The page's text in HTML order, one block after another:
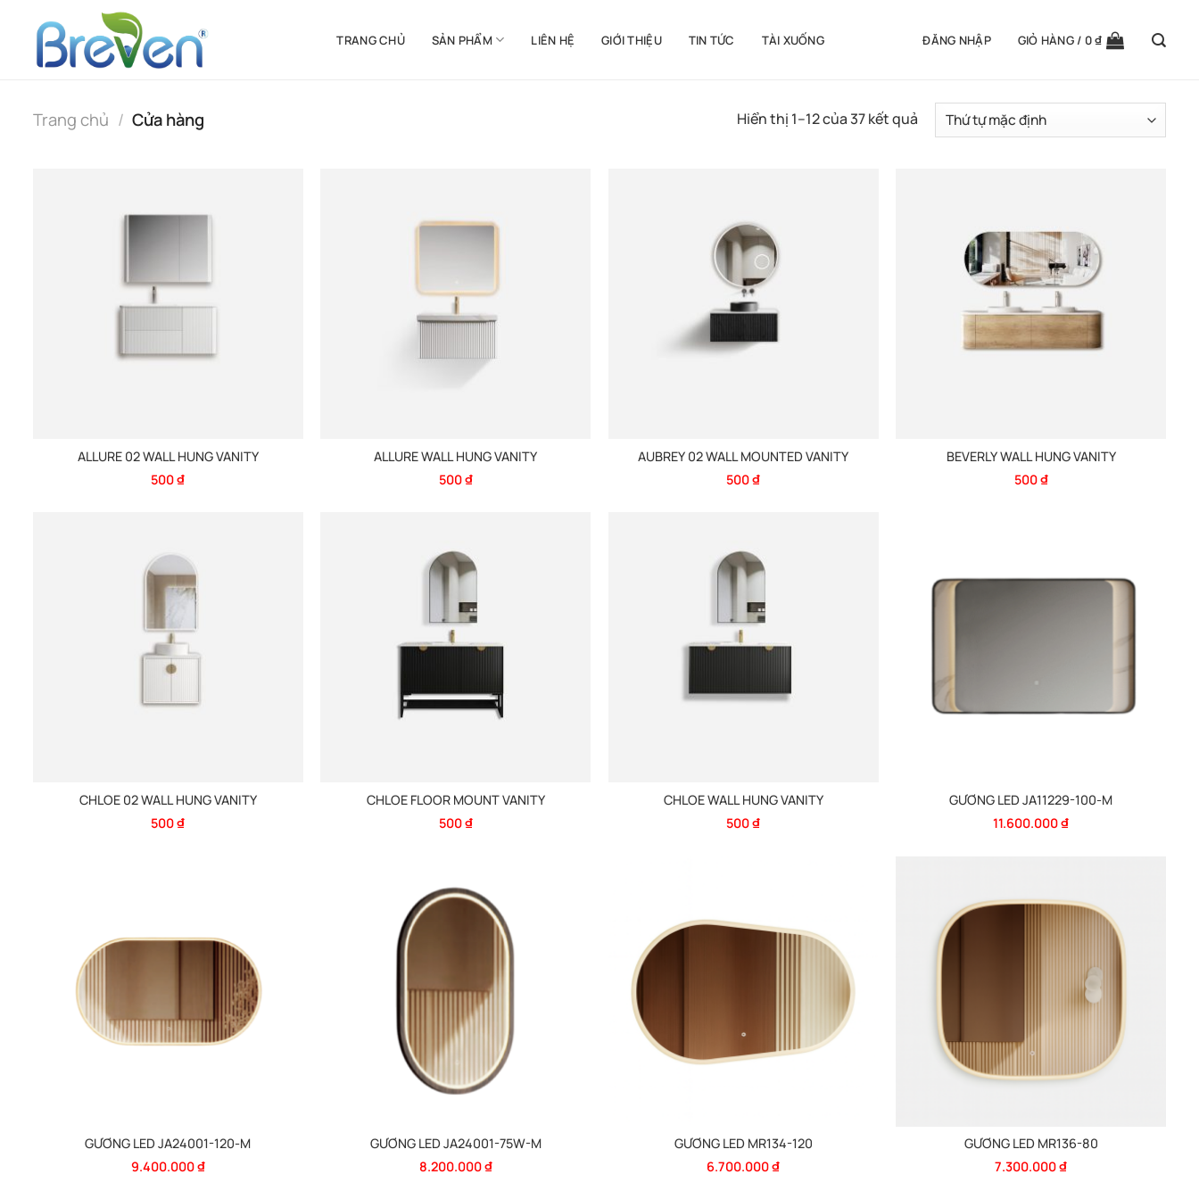
TRANG CHỦ SẢN PHẨM LIÊN HỆ GIỚI THIỆU TIN TỨC TÀI XUỐNG ĐĂNG NHẬP GIỎ HÀNG / 0₫
Trang chủ / Cửa hàng Hiển thị 1–12 của 37 kết quả
ALLURE 02 WALL HUNG VANITY
500₫
ALLURE WALL HUNG VANITY
500₫
AUBREY 02 WALL MOUNTED VANITY
500₫
BEVERLY WALL HUNG VANITY
500₫
CHLOE 02 WALL HUNG VANITY
500₫
CHLOE FLOOR MOUNT VANITY
500₫
CHLOE WALL HUNG VANITY
500₫
GƯƠNG LED JA11229-100-M
11.600.000₫
GƯƠNG LED JA24001-120-M
9.400.000₫
GƯƠNG LED JA24001-75W-M
8.200.000₫
GƯƠNG LED MR134-120
6.700.000₫
GƯƠNG LED MR136-80
7.300.000₫